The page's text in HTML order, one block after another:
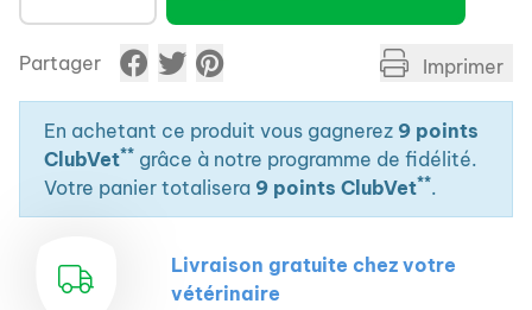
Partager Imprimer
En achetant ce produit vous gagnerez 9 points
ClubVet** grâce à notre programme de fidélité.
Votre panier totalisera 9 points ClubVet**.
Livraison gratuite chez votre
vétérinaire